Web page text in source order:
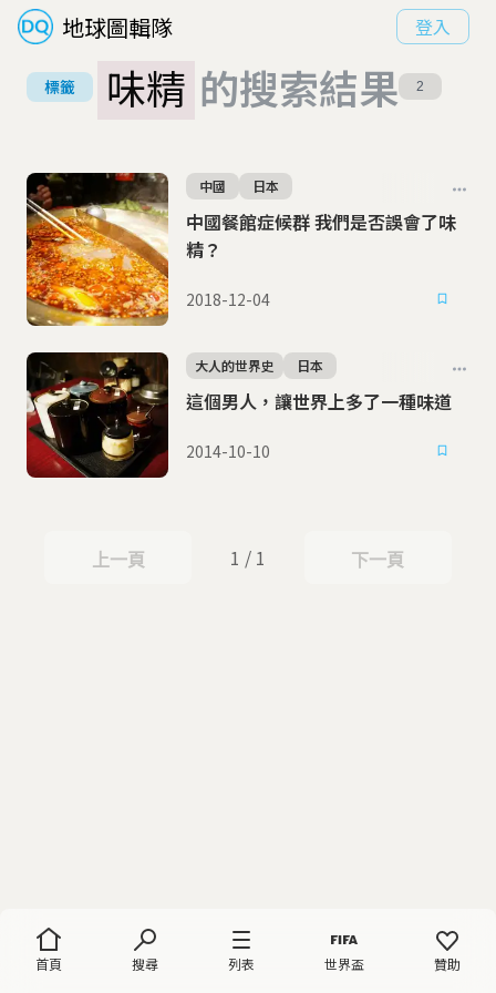
地球圖輯隊 登入
首頁 搜尋 列表 世界盃 贊助
標籤 味精 的搜索結果 2
中國餐館症候群 我們是否誤會了味
精？
中國 日本
2018-12-04
這個男人，讓世界上多了一種味道
大人的世界史 日本
2014-10-10
上一頁
上一頁 1 / 1 下一頁
下一頁